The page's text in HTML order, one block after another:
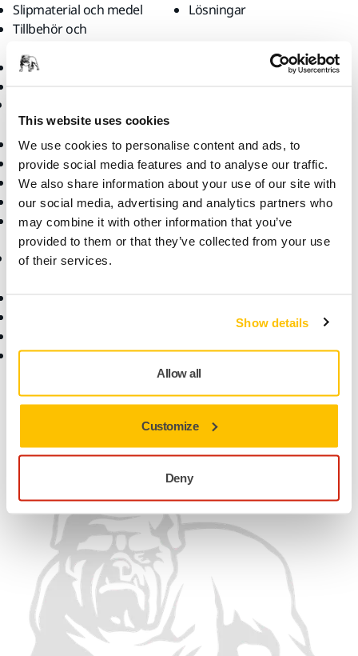
This website uses cookies
We use cookies to personalise content and ads, to
provide social media features and to analyse our traffic.
We also share information about your use of our site with
our social media, advertising and analytics partners who
may combine it with other information that you’ve
provided to them or that they’ve collected from your use
of their services.
Show details
Allow all
Customize
Deny
Slipmaterial och medel
Tillbehör och
Superabrasives
Lösningar
Nedladdningar
Garantivillkor
Kundservice
Hjälpcenter
myMirka-appen
Om oss
Kontakta oss
Nyheter
Karriär
För media
För partners
Webbshop
Retur av Mirka
batterier
Vi accepterar